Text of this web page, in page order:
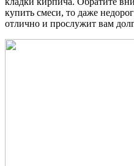
купить смеси, то даже
отлично и прослужит вам